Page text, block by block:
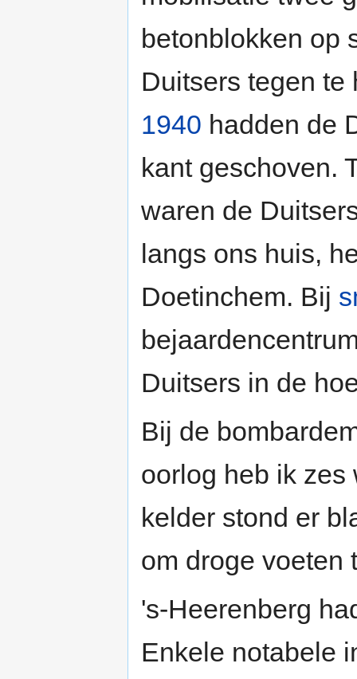
betonblokken op
Duitsers tegen te
1940 hadden de
kant geschoven.
waren de
langs ons huis,
Doetinchem. Bij
Duitsers in de
Bij de
oorlog heb ik zes
kelder stond er
om droge voeten
's-Heerenberg
Enkele notabele